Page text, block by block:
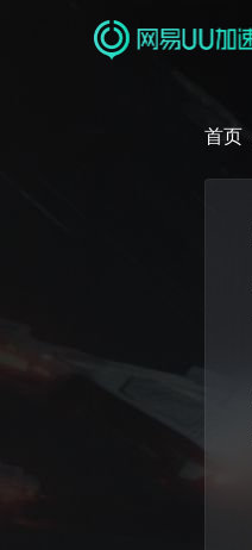
首页